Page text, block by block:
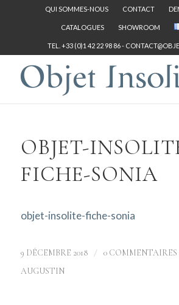
QUI SOMMES-NOUS CONTACT
CATALOGUES SHOWROOM
TEL. +33 (0)1 42 22 98 86 -
OBJET-
FICHE-SONIA
objet-insolite-fiche-sonia
9 DÉCEMBRE 2018 / 0 COMMENTAIRES
AUGUSTIN